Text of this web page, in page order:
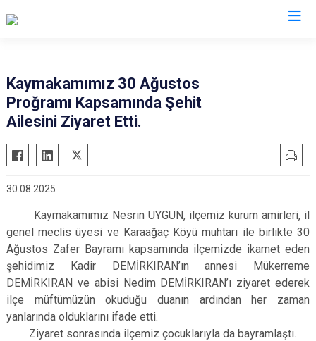
Başmakçı
Bolvadin
Dinar
Emirdağ
Evciler
Hocalar
Şuhut
Sultandağı
Sinanpaşa
Kaymakamımız 30 Ağustos
Proğramı Kapsamında Şehit
Ailesini Ziyaret Etti.
30.08.2025
Kaymakamımız Nesrin UYGUN, ilçemiz kurum amirleri, il
genel meclis üyesi ve Karaağaç Köyü muhtarı ile birlikte 30
Ağustos Zafer Bayramı kapsamında ilçemizde ikamet eden
şehidimiz Kadir DEMİRKIRAN’ın annesi Mükerreme
DEMİRKIRAN ve abisi Nedim DEMİRKIRAN’ı ziyaret ederek
ilçe müftümüzün okuduğu duanın ardından her zaman
yanlarında olduklarını ifade etti.
Ziyaret sonrasında ilçemiz çocuklarıyla da bayramlaştı.